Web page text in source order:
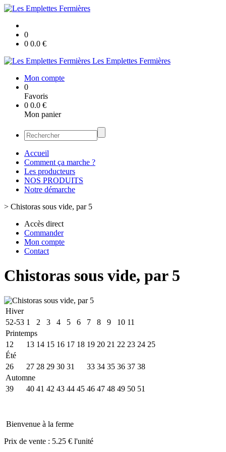
0
0 0.0 €
Les Emplettes Fermières
Mon compte
0
Favoris
0 0.0 €
Mon panier
Accueil
Comment ça marche ?
Les producteurs
NOS PRODUITS
Notre démarche
> Chistoras sous vide, par 5
Accès direct
Commander
Mon compte
Contact
Chistoras sous vide, par 5
Hiver
52-53 1 2 3 4 5 6 7 8 9 10 11
Printemps
12
13 14 15 16 17 18 19 20 21 22 23 24 25
Été
26
27 28 29 30 31 33 34 35 36 37 38
Automne
39
40 41 42 43 44 45 46 47 48 49 50 51
Bienvenue à la ferme
Prix de vente : 5.25 € l'unité